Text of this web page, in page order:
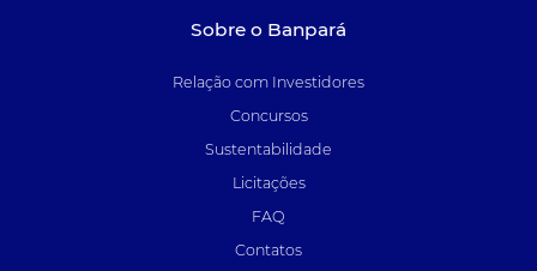
Sobre o Banpará
Relação com Investidores
Concursos
Sustentabilidade
Licitações
FAQ
Contatos